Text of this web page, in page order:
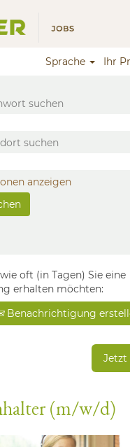
Sprache Ihr
suchen
suchen
anzeigen
oft (in Tagen) Sie eine
erhalten möchten:
Benachrichtigung
Jetzt
(m/w/d)